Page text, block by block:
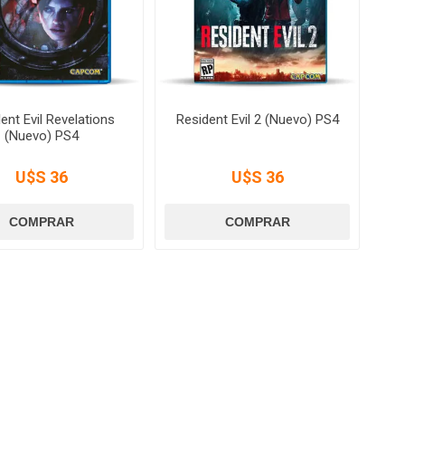
Evil Revelations
(Nuevo) PS4
U$S 36
Resident Evil 2 (Nuevo) PS4
U$S 36